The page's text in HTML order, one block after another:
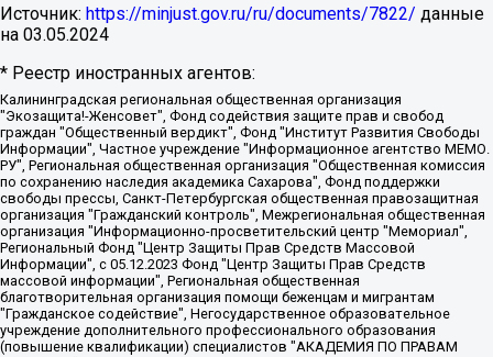
Источник: https://minjust.gov.ru/ru/documents/7822/ данные
на 03.05.2024
* Реестр иностранных агентов:
Калининградская региональная общественная организация "Экозащита!-Женсовет", Фонд содействия защите прав и свобод граждан "Общественный вердикт", Фонд "Институт Развития Свободы Информации", Частное учреждение "Информационное агентство МЕМО. РУ", Региональная общественная организация "Общественная комиссия по сохранению наследия академика Сахарова", Фонд поддержки свободы прессы, Санкт-Петербургская общественная правозащитная организация "Гражданский контроль", Межрегиональная общественная организация "Информационно-просветительский центр "Мемориал", Региональный Фонд "Центр Защиты Прав Средств Массовой Информации", с 05.12.2023 Фонд "Центр Защиты Прав Средств массовой информации", Региональная общественная благотворительная организация помощи беженцам и мигрантам "Гражданское содействие", Негосударственное образовательное учреждение дополнительного профессионального образования (повышение квалификации) специалистов "АКАДЕМИЯ ПО ПРАВАМ ЧЕЛОВЕКА", Свердловская региональная общественная организация "Сутяжник", Автономная некоммерческая организация "Центр независимых социологических исследований", Союз общественных объединений "Российский исследовательский центр по правам человека", Региональное общественное учреждение научно-информационный центр "МЕМОРИАЛ", Некоммерческая организация "Фонд защиты гласности", Автономная некоммерческая организация "Институт прав человека", Городская общественная организация "Екатеринбургское общество "МЕМОРИАЛ", Городская общественная организация "Рязанское историко-просветительское и правозащитное общество "Мемориал" (Рязанский Мемориал), Челябинский региональный орган общественной самодеятельности – женское общественное объединение "Женщины Евразии", Челябинский региональный орган общественной самодеятельности "Уральская правозащитная группа", Фонд содействия защите здоровья и социальной справедливости имени Андрея Рылькова, Автономная Некоммерческая Организация "Аналитический Центр Юрия Левады", Автономная некоммерческая организация социальной поддержки населения "Проект Апрель", Региональная общественная организация помощи женщинам и детям, находящимся в кризисной ситуации "Информационно-методический центр "Анна", Фонд содействия развитию массовых коммуникаций и правовому просвещению "Так-так-Так", Фонд содействия устойчивому развитию "Серебряная тайга", Свердловский региональный общественный фонд социальных проектов "Новое время", "Idel.Реалии", Кавказ.Реалии, Крым.Реалии, Телеканал Настоящее Время, Татаро-башкирская служба Радио Свобода (Azatliq Radiosi), Радио Свободная Европа/Радио Свобода (PCE/PC), "Сибирь.Реалии", "Фактограф", Благотворительный фонд помощи осужденным и их семьям, Автономная некоммерческая организация "Институт глобализации и социальных движений", Фонд "В защиту прав заключенных", Частное учреждение "Центр поддержки и содействия развитию средств массовой информации", Пензенский региональный общественный благотворительный фонд "Гражданский союз", "Север.Реалии", Некоммерческая организация Фонд "Правовая инициатива", Общество с ограниченной ответственностью "Радио Свободная Европа/Радио Свобода", Чешское информационное агентство "MEDIUM-ORIENT", Красноярская региональная общественная организация "Мы против СПИДа", Камалягин Денис Николаевич, Маркелов Сергей Евгеньевич, Пономарев Лев Александрович, Савицкая Людмила Алексеевна, Автономная некоммерческая организация "Центр по работе с проблемой насилия "НАСИЛИЮ.НЕТ", Межрегиональный профессиональный союз работников здравоохранения "Альянс врачей", Юридическое лицо, зарегистрированное в Латвийской Республике, SIA "Medusa Project" (регистрационный номер 40103797863, дата регистрации 10.06.2014), Некоммерческая организация "Фонд по борьбе с коррупцией", Автономная некоммерческая организация "Институт права и публичной политики", Баданин Роман Сергеевич, Гликин Максим Александрович, Железнова Мария Михайловна, Лукьянова Юлия Сергеевна, Маетная Елизавета Витальевна, Маняхин Петр Борисович, Чуракова Ольга Владимировна, Ярош Юлия Петровна, Юридическое лицо "The Insider SIA", зарегистрированное в Риге, Латвийская Республика (дата регистрации 26.06.2015), являющееся администратором доменного имени интернет-издания "The Insider SIA", https://theins.ru, Постернак Алексей Евгеньевич, Рубин Михаил Аркадьевич, Анин Роман Александрович, Юридическое лицо Istories fonds, зарегистрированное в Латвийской Республике (регистрационный номер 50008295751, дата регистрации 24.02.2020), Великовский Дмитрий Александрович, Долинина Ирина Николаевна, Мароховская Алеся Алексеевна, Шлейнов Роман Юрьевич, Шмагун Олеся Валентиновна, Общество с ограниченной ответственностью "Альтаир 2021", Общество с ограниченной ответственностью "Вега 2021", Общество с ограниченной ответственностью "Главный редактор 2021", Общество с ограниченной ответственностью "Ромашки монолит", Важенков Артем Валерьевич, Ивановская областная общественная организация "Центр гендерных исследований", Гурман Юрий Альбертович, Медиапроект "ОВД-Инфо", Егоров Владимир Владимирович, Жилинский Владимир Александрович, Общество с ограниченной ответственностью "ЗП", Иванова София Юрьевна, Карезина Инна Павловна, Кильтау Екатерина Викторовна, Петров Алексей Викторович, Пискунов Сергей Евгеньевич, Смирнов Сергей Сергеевич, Тихонов Михаил Сергеевич, Общество с ограниченной ответственностью "ЖУРНАЛИСТ-ИНОСТРАННЫЙ АГЕНТ", Арапова Галина Юрьевна, Вольтская Татьяна Анатольевна, Американская компания "Mason G.E.S. Anonymous Foundation" (США), являющаяся владельцем интернет-издания https://mnews.world/, Компания "Stichting Bellingcat", зарегистрированная в Нидерландах (дата регистрации 11.07.2018), Захаров Андрей Вячеславович, Клепиковская Екатерина Дмитриевна, Общество с ограниченной ответственностью "МЕМО", Перл Роман Александрович, Симонов Евгений Алексеевич, Соловьева Елена Анатольевна, Сотников Даниил Владимирович, Сурначева Елизавета Дмитриевна, Автономная некоммерческая организация по защите прав человека и информированию населения "Якутия – Наше Мнение", Общество с ограниченной ответственностью "Москоу диджитал медиа", с 26.01.2023 Общество с ограниченной ответственностью "Чайка Белые сады", Ветошкина Валерия Валерьевна, Заговора Максим Александрович, Межрегиональное общественное движение "Российская ЛГБТ - сеть", Оленичев Максим Владимирович, Павлов Иван Юрьевич, Скворцова Елена Сергеевна, Общество с ограниченной ответственностью "Как бы инагент", Кочетков Игорь Викторович, Общество с ограниченной ответственностью "Честные выборы", Еланчик Олег Александрович, Общество с ограниченной ответственностью "Нобелевский призыв", Гималова Регина Эмилевна, Григорьев Андрей Валерьевич, Григорьева Алина Александровна, Ассоциация по содействию защите прав призывников, альтернативнослужащих и военнослужащих "Правозащитная группа "Гражданин.Армия.Право", Хисамова Регина Фаритовна, Автономная некоммерческая организация по реализации социально-правовых программ "Лилит", Дальневосточное общественное движение "Маяк", Санкт-Петербургская ЛГБТ-инициативная группа "Выход", Инициативная группа ЛГБТ+ "Реверс", Алексеев Андрей Викторович, Бекбулатова Таисия Львовна, Беляев Иван Михайлович, Владыкина Елена Сергеевна, Гельман Марат Александрович, Никульшина Вероника Юрьевна, Толоконникова Надежда Андреевна, Шендерович Виктор Анатольевич, Общество с ограниченной ответственностью "Данное сообщение", Общество с ограниченной ответственностью Издательский дом "Новая глава", Айнбиндер Александра Александровна, Московский комьюнити-центр для ЛГБТ+инициатив, Благотворительный фонд развития филантропии, Deutsche Welle (Германия, Kurt-Schumacher-Strasse 3, 53113 Bonn), Борзунова Мария Михайловна, Воробьев Виктор Викторович, Голубева Анна Львовна, Константинова Алла Михайловна, Малкова Ирина Владимировна, Мурадов Мурад Абдулгалимович, Осетинская Елизавета Николаевна, Понасенков Евгений Николаевич, Ганапольский Матвей Юрьевич, Киселев Евгений Алексеевич, Борухович Ирина Григорьевна, Дремин Иван Тимофеевич, Дубровский Дмитрий Викторович, Красноярская региональная общественная организация поддержки и развития альтернативных образовательных технологий и межкультурных коммуникаций "ИНТЕРРА", Маяковская Екатерина Алексеевна, Фейгин Марк Захарович, Филимонов Андрей Викторович, Дзугкоева Регина Николаевна, Доброхотов Роман Александрович, Дудь Юрий Александрович, Елкин Сергей Владимирович, Кругликов Кирилл Игоревич, Сабунаева Мария Леонидовна, Семенов Алексей Владимирович, Шаинян Карен Багратович, Шульман Екатерина Михайловна, Асафьев Артур Валерьевич, Вахштайн Виктор Семенович, Венедиктов Алексей Алексеевич, Лушникова Екатерина Евгеньевна, Волков Леонид Михайлович, Невзоров Александр Глебович, Пархоменко Сергей Борисович, Сироткин Ярослав Николаевич, Кара-Мурза Владимир Владимирович, Баранова Наталья Владимировна, Гозман Леонид Яковлевич, Кагарлицкий Борис Юльевич, Климарев Михаил Валерьевич, Милов Владимир Станиславович, Автономная некоммерческая организация Краснодарский центр современного искусства "Типография", Моргенштерн Алишер Тагирович, Соболь Любовь Эдуардовна, Общество с ограниченной ответственностью "ЛИЗА НОРМ", Каспаров Гарри Кимович, Ходорковский Михаил Борисович, Общество с ограниченной ответственностью "Апрельские тезисы", Данилович Ирина Брониславовна, Кашин Олег Владимирович, Петров Николай Владимирович, Пивоваров Алексей Владимирович, Соколов Михаил Владимирович, Цветкова Юлия Владимировна, Чичваркин Евгений Александрович, Комитет против пыток/Команда против пыток, Общество с ограниченной ответственностью "Первый научный", Общество с ограниченной ответственностью "Вертолет и ко", Белоцерковская Вероника Борисовна, Кац Максим Евгеньевич, Лазарева Татьяна Юрьевна, Шаведдинов Руслан Табризович, Яшин Илья Валерьевич, Общество с ограниченной ответственностью "Иноагент ААВ", Алешковский Дмитрий Петрович, Альбац Евгения Марковна, Быков Дмитрий Львович, Галямина Юлия Евгеньевна, Лойко Сергей Леонидович, Мартынов Кирилл Константинович, Медведев Сергей Александрович, Крашенинников Федор Геннадиевич, Гордеева Катерина Вл